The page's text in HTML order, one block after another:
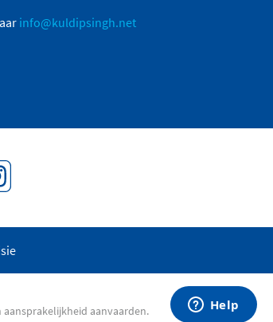
info@kuldipsingh.net
aanvaarden.